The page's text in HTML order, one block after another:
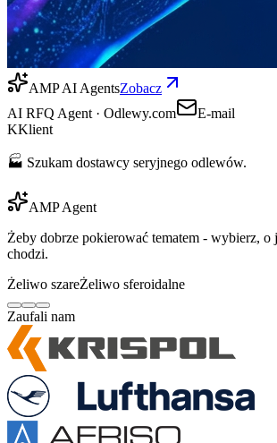
AMP AI AgentsZobacz
AI RFQ Agent · Odlewy.com
E-mail
KKlient
🏭 Szukam dostawcy seryjnego odlewów.
AMP Agent
Żeby dobrze pokierować tematem - wybierz,
chodzi.
Żeliwo szareŻeliwo sferoidalne
Zaufali nam